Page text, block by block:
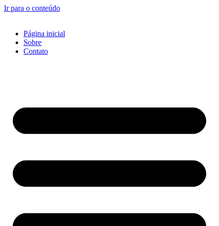
Ir para o conteúdo
Página inicial
Sobre
Contato